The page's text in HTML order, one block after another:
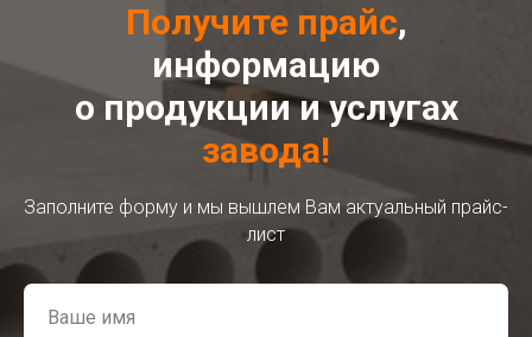
Получите прайс,
информацию
о продукции и услугах
завода!
Заполните форму и мы вышлем Вам актуальный прайс-
лист